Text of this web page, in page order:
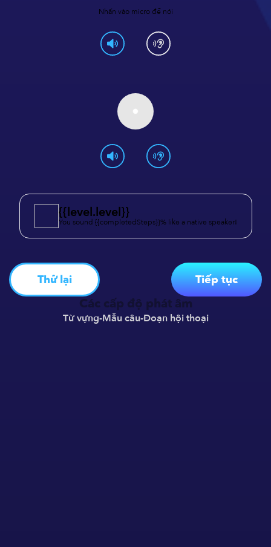
Nhấn vào micro để nói
{{level.level}}
You sound {{completedSteps}}% like a native speaker!
Thử lại Tiếp tục
Các cấp độ phát âm
Từ vựng-Mẫu câu-Đoạn hội thoại